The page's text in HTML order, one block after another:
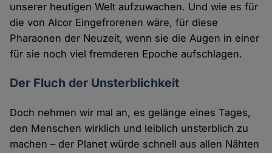
unserer heutigen Welt aufzuwachen. Und wie es für
die von Alcor Eingefrorenen wäre, für diese
Pharaonen der Neuzeit, wenn sie die Augen in einer
für sie noch viel fremderen Epoche aufschlagen.
Der Fluch der Unsterblichkeit
Doch nehmen wir mal an, es gelänge eines Tages,
den Menschen wirklich und leiblich unsterblich zu
machen – der Planet würde schnell aus allen Nähten